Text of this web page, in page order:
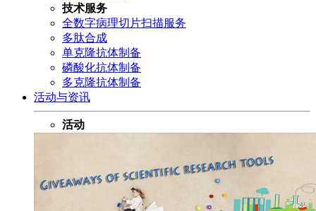
技术服务
全数字病理切片扫描服务
多肽合成
单克隆抗体制备
磷酸化抗体制备
多克隆抗体制备
活动与资讯
活动